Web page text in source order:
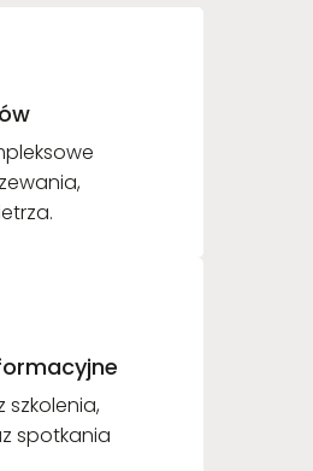
szkolenia,
spotkania